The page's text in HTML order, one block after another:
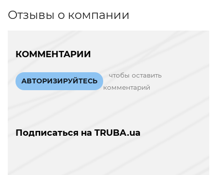
Отзывы о компании
КОММЕНТАРИИ
АВТОРИЗИРУЙТЕСЬ
чтобы оставить
комментарий
Подписаться на TRUBA.ua